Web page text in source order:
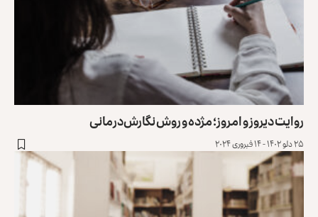
روایت دیروز و امروز؛ مژده و روش نگارش‌درمانی
۲۵ دلو ۱۴۰۲ - ۱۴ فبروری ۲۰۲۴